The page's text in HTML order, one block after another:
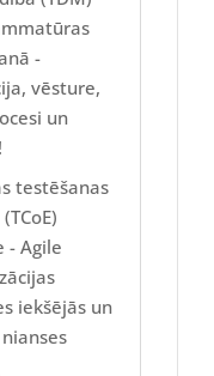
-
vēsture,
un
testēšanas
- Agile
iekšējās un